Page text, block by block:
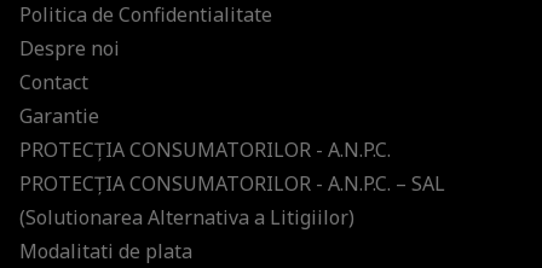
Politica de Confidentialitate
Despre noi
Contact
Garantie
PROTECŢIA CONSUMATORILOR - A.N.P.C.
PROTECŢIA CONSUMATORILOR - A.N.P.C. – SAL
(Solutionarea Alternativa a Litigiilor)
Modalitati de plata